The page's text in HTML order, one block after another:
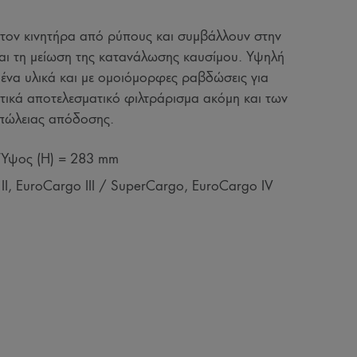
κινητήρα από ρύπους και συμβάλλουν στην
τη μείωση της κατανάλωσης καυσίμου. Υψηλή
υλικά και με ομοιόμορφες ραβδώσεις για
αποτελεσματικό φιλτράρισμα ακόμη και των
απόδοσης.
(H) = 283 mm
EuroCargo III / SuperCargo, EuroCargo IV